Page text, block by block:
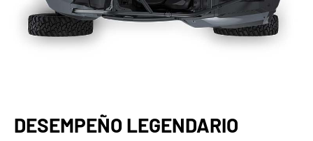
DESEMPEÑO LEGENDARIO